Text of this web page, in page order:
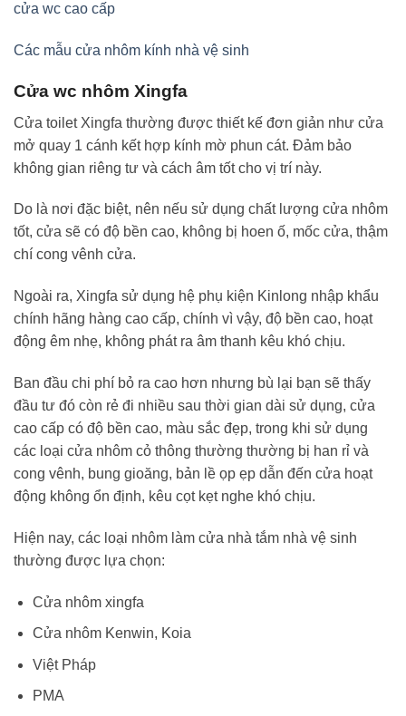
cửa wc cao cấp
Các mẫu cửa nhôm kính nhà vệ sinh
Cửa wc nhôm Xingfa
Cửa toilet Xingfa thường được thiết kế đơn giản như cửa
mở quay 1 cánh kết hợp kính mờ phun cát. Đảm bảo
không gian riêng tư và cách âm tốt cho vị trí này.
Do là nơi đặc biệt, nên nếu sử dụng chất lượng cửa nhôm
tốt, cửa sẽ có độ bền cao, không bị hoen ố, mốc cửa, thậm
chí cong vênh cửa.
Ngoài ra, Xingfa sử dụng hệ phụ kiện Kinlong nhập khẩu
chính hãng hàng cao cấp, chính vì vậy, độ bền cao, hoạt
động êm nhẹ, không phát ra âm thanh kêu khó chịu.
Ban đầu chi phí bỏ ra cao hơn nhưng bù lại bạn sẽ thấy
đầu tư đó còn rẻ đi nhiều sau thời gian dài sử dụng, cửa
cao cấp có độ bền cao, màu sắc đẹp, trong khi sử dụng
các loại cửa nhôm cỏ thông thường thường bị han rỉ và
cong vênh, bung gioăng, bản lề ọp ẹp dẫn đến cửa hoạt
động không ổn định, kêu cọt kẹt nghe khó chịu.
Hiện nay, các loại nhôm làm cửa nhà tắm nhà vệ sinh
thường được lựa chọn:
Cửa nhôm xingfa
Cửa nhôm Kenwin, Koia
Việt Pháp
PMA